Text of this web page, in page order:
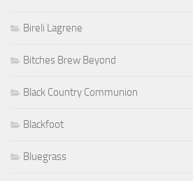
Bireli Lagrene
Bitches Brew Beyond
Black Country Communion
Blackfoot
Bluegrass